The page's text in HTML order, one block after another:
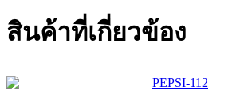
สินค้าที่เกี่ยวข้อง